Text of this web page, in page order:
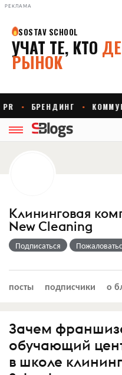
РЕКЛАМА
Клининговая
New Cleaning
Подписаться
посты подписчики о
Зачем
обучающий
в школе